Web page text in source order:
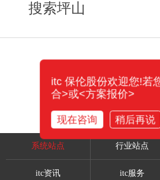
搜索坪山
系统站点 行业站点
itc资讯 itc服务
itc 保伦股份欢迎您!若
合>或<方案报价>
现在咨询 稍后再说